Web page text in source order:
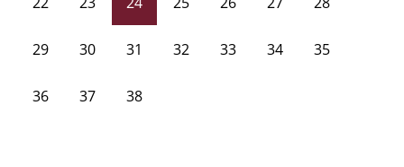
29 30 31 32 33 34 35
36 37 38